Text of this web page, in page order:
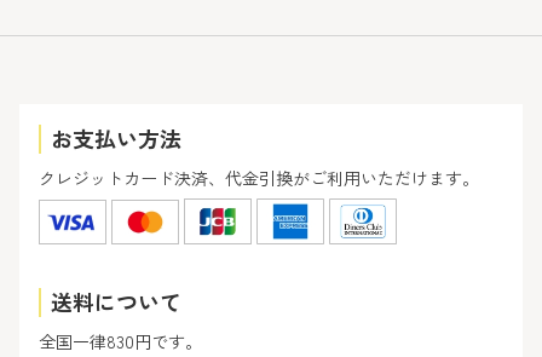
お支払い方法
クレジットカード決済、代金引換がご利用いただけます。
送料について
全国一律830円です。